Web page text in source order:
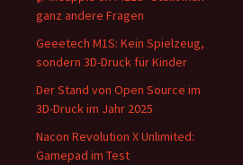
ganz andere Fragen
Geeetech M1S: Kein Spielzeug,
sondern 3D-Druck für Kinder
Der Stand von Open Source im
3D-Druck im Jahr 2025
Nacon Revolution X Unlimited:
Gamepad im Test